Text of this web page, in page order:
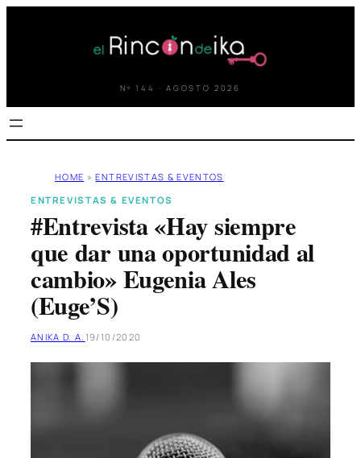
Nº 144 · AGOSTO 2026
HOME » ENTREVISTAS & EVENTOS
ENTREVISTAS & EVENTOS
#Entrevista «Hay siempre
que dar una oportunidad al
cambio» Eugenia Ales
(Euge’S)
ANIKA D. A. 19/10/2020